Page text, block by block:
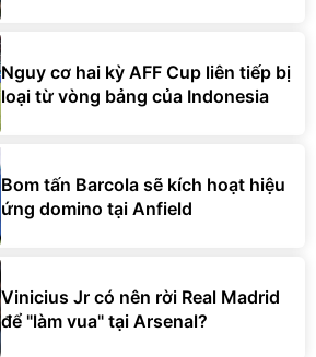
Nguy cơ hai kỳ AFF Cup liên tiếp bị
loại từ vòng bảng của Indonesia
Bom tấn Barcola sẽ kích hoạt hiệu
ứng domino tại Anfield
Vinicius Jr có nên rời Real Madrid
để "làm vua" tại Arsenal?